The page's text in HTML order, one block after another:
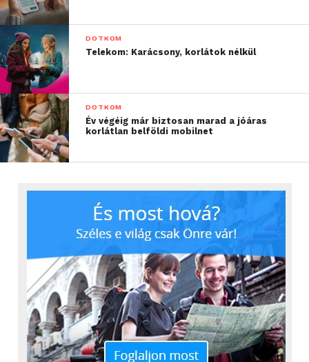
DOTKOM
Telekom: Karácsony, korlátok nélkül
DOTKOM
Év végéig már biztosan marad a jóáras
korlátlan belföldi mobilnet